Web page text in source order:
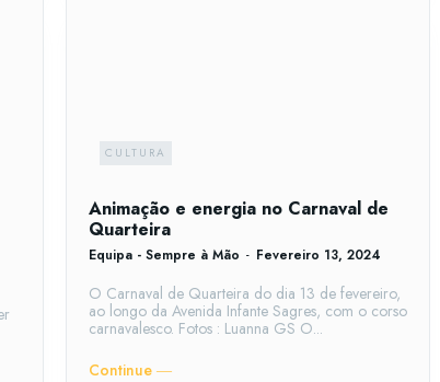
CULTURA
Animação e energia no Carnaval de
Quarteira
Equipa - Sempre à Mão - Fevereiro 13, 2024
O Carnaval de Quarteira do dia 13 de fevereiro,
ao longo da Avenida Infante Sagres, com o corso
carnavalesco. Fotos : Luanna GS O...
Continue ―